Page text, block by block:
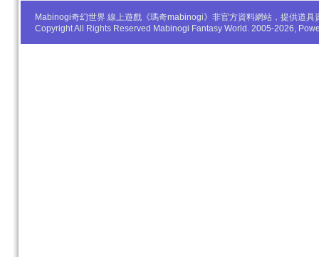
Mabinogi奇幻世界 線上遊戲《瑪奇mabinogi》非官方資料網站，提供道
Copyright All Rights Reserved Mabinogi Fantasy World. 2005-2026,